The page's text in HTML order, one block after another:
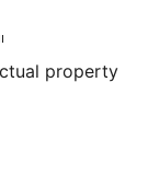
property